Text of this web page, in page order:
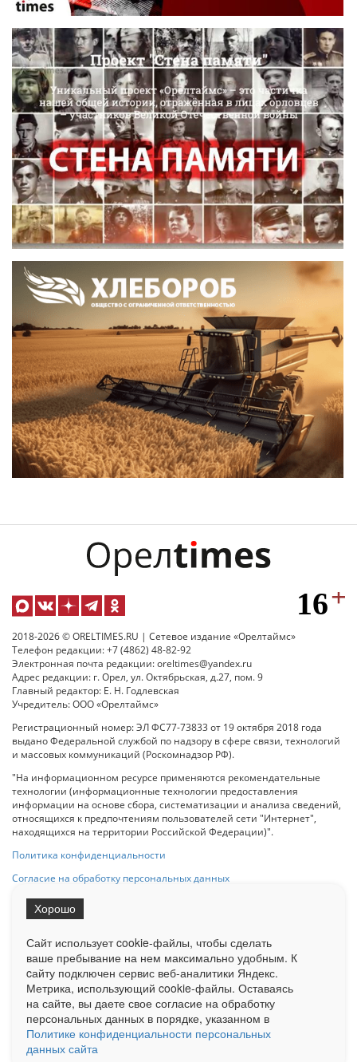
2018-2026 © ORELTIMES.RU | Сетевое издание «Орелтаймс»
Телефон редакции: +7 (4862) 48-82-92
Электронная почта редакции: oreltimes@yandex.ru
Адрес редакции: г. Орел, ул. Октябрьская, д.27, пом. 9
Главный редактор: Е. Н. Годлевская
Учредитель: ООО «Орелтаймс»
Регистрационный номер: ЭЛ ФС77-73833 от 19 октября 2018 года
выдано Федеральной службой по надзору в сфере связи, технологий
и массовых коммуникаций (Роскомнадзор РФ).
"На информационном ресурсе применяются рекомендательные
технологии (информационные технологии предоставления
информации на основе сбора, систематизации и анализа сведений,
относящихся к предпочтениям пользователей сети "Интернет",
находящихся на территории Российской Федерации)".
Политика конфиденциальности
Согласие на обработку персональных данных
на Сетевое издание «ОрелТаймс» обязательна.
Ограниченная статистика посещаемости доступна на сайте
Liveinternet.ru . Подробная статистика для рекламодателей по запросу
у менеджера.
Реклама Документы О нас Контакты
Сайт использует cookie-файлы, чтобы сделать
ваше пребывание на нем максимально удобным. К
cайту подключен сервис веб-аналитики Яндекс.
Метрика, использующий cookie-файлы. Оставаясь
на сайте, вы даете свое согласие на обработку
персональных данных в порядке, указанном в
Политике конфиденциальности персональных
данных сайта
Хорошо